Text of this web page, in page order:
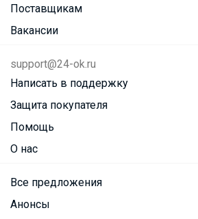
Поставщикам
Вакансии
support@24-ok.ru
Написать в поддержку
Защита покупателя
Помощь
О нас
Все предложения
Анонсы